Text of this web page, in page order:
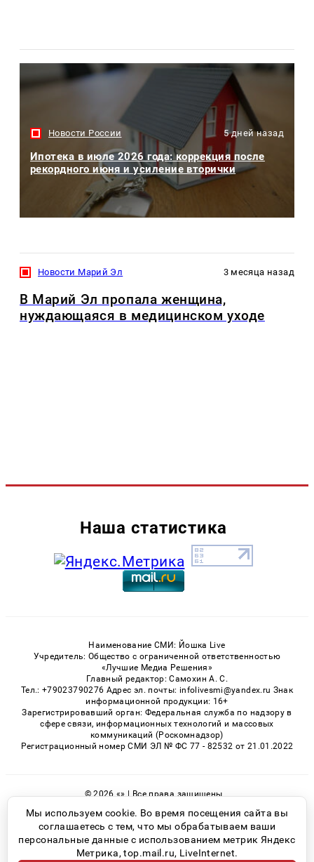
Новости России 5 дней назад
Ипотека в июле 2026 года: коррекция после
рекордного июня и усиление вторички
Новости Марий Эл 3 месяца назад
В Марий Эл пропала женщина,
нуждающаяся в медицинском уходе
Наша статистика
Наименование СМИ: Йошка Live
Учредитель: Общество с ограниченной ответственностью
«Лучшие Медиа Решения»
Главный редактор: Самохин А. С.
Тел.: +79023790276 Адрес эл. почты: infolivesmi@yandex.ru Знак
информационной продукции: 16+
Зарегистрировавший орган: Федеральная служба по надзору в
сфере связи, информационных технологий и массовых
коммуникаций (Роскомнадзор)
Регистрационный номер СМИ ЭЛ № ФС 77 - 82532 от 21.01.2022
© 2026 «» | Все права защищены
Возрастная категория сайта 16+
Политика конфиденциальности
Мы используем cookie. Во время посещения сайта вы
соглашаетесь с тем, что мы обрабатываем ваши
персональные данные с использованием метрик Яндекс
Метрика, top.mail.ru, LiveInternet.